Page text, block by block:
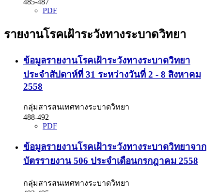
PDF
รายงานโรคเฝ้าระวังทางระบาดวิทยา
ข้อมูลรายงานโรคเฝ้าระวังทางระบาดวิทยา
ประจำสัปดาห์ที่ 31 ระหว่างวันที่ 2 - 8 สิงหาคม
2558
กลุ่มสารสนเทศทางระบาดวิทยา
488-492
PDF
ข้อมูลรายงานโรคเฝ้าระวังทางระบาดวิทยาจาก
บัตรรายงาน 506 ประจำเดือนกรกฎาคม 2558
กลุ่มสารสนเทศทางระบาดวิทยา